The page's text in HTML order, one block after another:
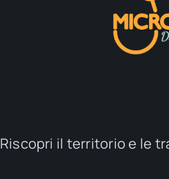
Riscopri il territorio e le